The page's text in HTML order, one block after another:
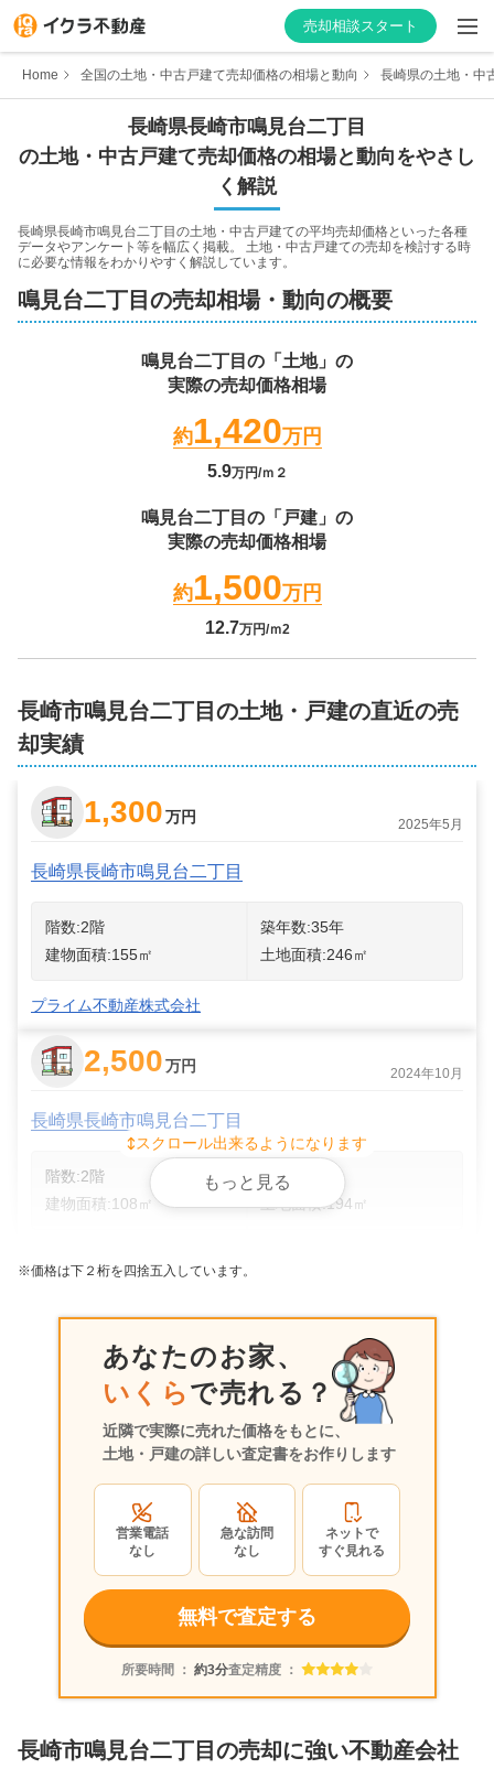
売却相談スタート
はじめての方へ
不動産会社を探す
不動産会社向け情報
Home 全国の土地・中古戸建て売却価格の相場と動向 長崎県の土地・中
長崎県長崎市鳴見台二丁目
の土地・中古戸建て売却価格の相場と動向をやさし
く解説
長崎県長崎市鳴見台二丁目 の土地・中古戸建ての平均売却価格といった各種
データやアンケート等を幅広く掲載。 土地・中古戸建ての売却を検討する時
に必要な情報をわかりやすく解説しています。
鳴見台二丁目 の売却相場・動向の概要
鳴見台二丁目 の「土地」の
実際の売却価格相場
約1,420万円
5.9万円/ｍ２
鳴見台二丁目 の「戸建」の
実際の売却価格相場
約1,500万円
12.7万円/ｍ2
長崎市鳴見台二丁目の土地・戸建の直近の売
却実績
1,300万円 2025年5月
長崎県長崎市鳴見台二丁目
階数:2階 築年数:35年
建物面積:155㎡ 土地面積:246㎡
プライム不動産株式会社
2,500万円 2024年10月
長崎県長崎市鳴見台二丁目
階数:2階 築年数:
37年
建物面積:108㎡ 土地面積:194㎡
1,000万円 2024年7月
長崎県長崎市鳴見台二丁目
階 築年数:20年
建物面積:99㎡ 土地面積:181 ㎡
スターツ長崎株式会社 長崎中央店
1,200 2024年3月
長崎県長崎市鳴見台二丁目
築年数:37年
建物面積:108㎡ 土地面積:194㎡
スターツ長崎株式会社 長崎中央店
スクロール出来るようになります
もっと見る
※価格は下２桁を四捨五入しています。
あなたのお家、
いくらで売れる？
近隣で実際に売れた価格をもとに、
土地・戸建の詳しい査定書をお作りします
営業電話
なし
急な訪問
なし
ネットで
すぐ見れる
無料で査定する
所要時間 ： 約3分査定精度 ：
長崎市鳴見台二丁目の売却に強い不動産会社